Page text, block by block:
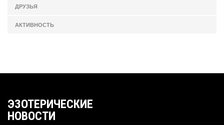
ДРУЗЬЯ
АКТИВНОСТЬ
ЭЗОТЕРИЧЕСКИЕ
НОВОСТИ